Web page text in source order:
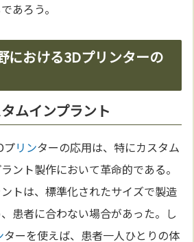
あろう。
における3Dプリンターの
ムインプラント
プリンターの応用は、特にカスタム
ント製作において革命的である。
トは、標準化されたサイズで製造
患者に合わない場合があった。し
ターを使えば、患者一人ひとりの体